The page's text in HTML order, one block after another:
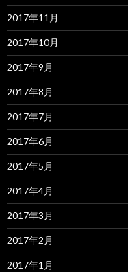
2017年11月
2017年10月
2017年9月
2017年8月
2017年7月
2017年6月
2017年5月
2017年4月
2017年3月
2017年2月
2017年1月